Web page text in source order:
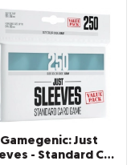
Gamegenic: Just
Sleeves - Standard Card Game Sleeves (66x92 mm) - Value Pack, 250 sztuk